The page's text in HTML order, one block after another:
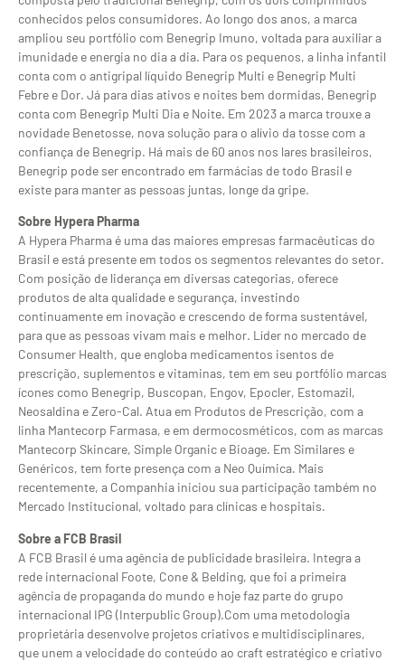
conhecidos pelos consumidores. Ao longo dos anos, a marca
ampliou seu portfólio com Benegrip Imuno, voltada para auxiliar a
imunidade e energia no dia a dia. Para os pequenos, a linha infantil
conta com o antigripal líquido Benegrip Multi e Benegrip Multi
Febre e Dor. Já para dias ativos e noites bem dormidas, Benegrip
conta com Benegrip Multi Dia e Noite. Em 2023 a marca trouxe a
novidade Benetosse, nova solução para o alívio da tosse com a
confiança de Benegrip. Há mais de 60 anos nos lares brasileiros,
Benegrip pode ser encontrado em farmácias de todo Brasil e
existe para manter as pessoas juntas, longe da gripe.
Sobre Hypera Pharma
A Hypera Pharma é uma das maiores empresas farmacêuticas do
Brasil e está presente em todos os segmentos relevantes do setor.
Com posição de liderança em diversas categorias, oferece
produtos de alta qualidade e segurança, investindo
continuamente em inovação e crescendo de forma sustentável,
para que as pessoas vivam mais e melhor. Líder no mercado de
Consumer Health, que engloba medicamentos isentos de
prescrição, suplementos e vitaminas, tem em seu portfólio marcas
ícones como Benegrip, Buscopan, Engov, Epocler, Estomazil,
Neosaldina e Zero-Cal. Atua em Produtos de Prescrição, com a
linha Mantecorp Farmasa, e em dermocosméticos, com as marcas
Mantecorp Skincare, Simple Organic e Bioage. Em Similares e
Genéricos, tem forte presença com a Neo Química. Mais
recentemente, a Companhia iniciou sua participação também no
Mercado Institucional, voltado para clínicas e hospitais.
Sobre a FCB Brasil
A FCB Brasil é uma agência de publicidade brasileira. Integra a
rede internacional Foote, Cone & Belding, que foi a primeira
agência de propaganda do mundo e hoje faz parte do grupo
internacional IPG (Interpublic Group).Com uma metodologia
proprietária desenvolve projetos criativos e multidisciplinares,
que unem a velocidade do conteúdo ao craft estratégico e criativo